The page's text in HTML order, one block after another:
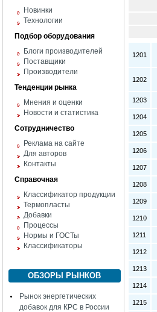
Новинки
Технологии
Подбор оборудования
Блоги производителей
Поставщики
Производители
Тенденции рынка
Мнения и оценки
Новости и статистика
Сотрудничество
Реклама на сайте
Для авторов
Контакты
Справочная
Классификатор продукции
Термопласты
Добавки
Процессы
Нормы и ГОСТы
Классификаторы
ОБЗОРЫ РЫНКОВ
Рынок энергетических
добавок для КРС в России
1201
1202
1203
1204
1205
1206
1207
1208
1209
1210
1211
1212
1213
1214
1215